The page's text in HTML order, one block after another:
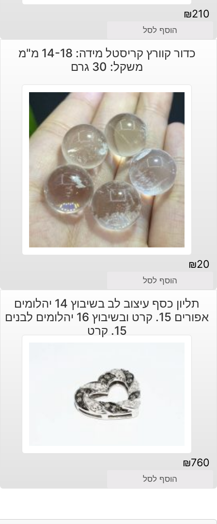
₪210
הוסף לסל
כדור קוורץ קריסטל מידה: 14-18 מ"מ
משקל: 30 גרם
₪20
הוסף לסל
תליון כסף עיצוב לב בשיבוץ 14 יהלומים
אפורים 15. קרט ובשיבוץ 16 יהלומים לבנים
15. קרט
₪760
הוסף לסל